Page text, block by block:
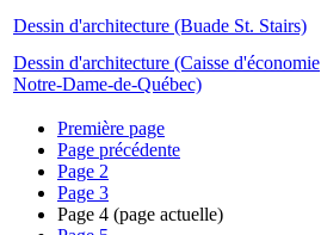
Dessin d'architecture (Buade St. Stairs)
Dessin d'architecture (Caisse d'économie
Notre-Dame-de-Québec)
Première page
Page précédente
Page 2
Page 3
Page 4 (page actuelle)